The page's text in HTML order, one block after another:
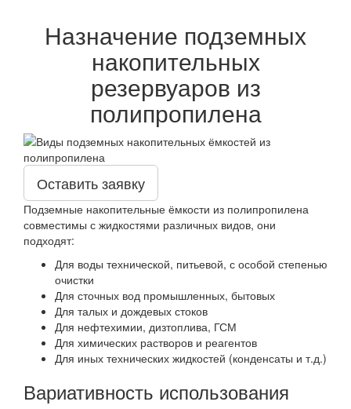
Назначение подземных
накопительных
резервуаров из
полипропилена
Оставить заявку
Подземные накопительные ёмкости из полипропилена
совместимы с жидкостями различных видов, они
подходят:
Для воды технической, питьевой, с особой степенью
очистки
Для сточных вод промышленных, бытовых
Для талых и дождевых стоков
Для нефтехимии, дизтоплива, ГСМ
Для химических растворов и реагентов
Для иных технических жидкостей (конденсаты и т.д.)
Вариативность использования